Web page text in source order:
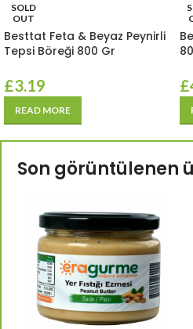
SOLD
OUT
Besttat Feta & Beyaz Peynirli
Tepsi Böreği 800 Gr
£3.19
READ MORE
£
Son görüntülenen